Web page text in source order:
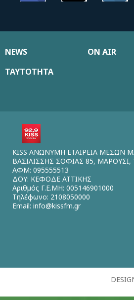
NEWS ON AIR
ΤΑΥΤΟΤΗΤΑ
KISS ΑΝΩΝΥΜΗ ΕΤΑΙΡΕΙΑ ΜΕΣΩΝ
ΒΑΣΙΛΙΣΣΗΣ ΣΟΦΙΑΣ 85, ΜΑΡΟΥΣΙ,
ΑΦΜ: 095555513
ΔΟΥ: ΚΕΦΟΔΕ ΑΤΤΙΚΗΣ
Αριθμός Γ.Ε.ΜΗ: 005146901000
Τηλέφωνο: 2108050000
Email: info@kissfm.gr